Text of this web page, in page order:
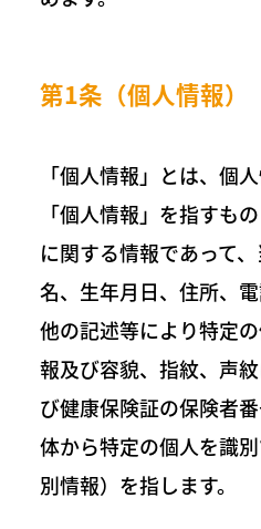
第1条（個人情報）
「個人情報」とは、個
「個人情報」を指すも
に関する情報であって
名、生年月日、住所、
他の記述等により特定
報及び容貌、指紋、声
び健康保険証の保険者
体から特定の個人を識
別情報）を指します。